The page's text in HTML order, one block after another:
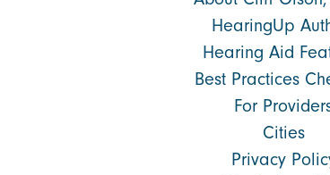
HearingUp
Hearing Aid
Best Practices
For
Cities
Privacy